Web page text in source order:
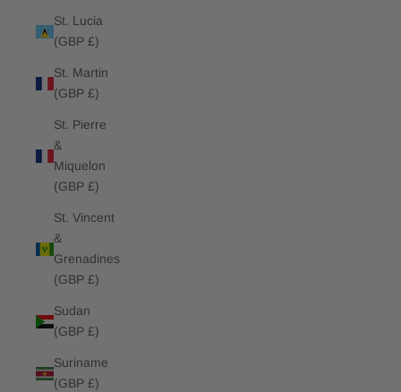
St. Lucia
(GBP £)
St. Martin
(GBP £)
St. Pierre
&
Miquelon
(GBP £)
St. Vincent
&
Grenadines
(GBP £)
Sudan
(GBP £)
Suriname
(GBP £)